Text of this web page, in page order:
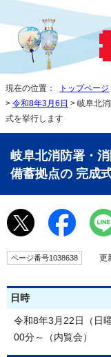
現在の位置： トップページ
> 令和8年3月6日 > 岐阜北
式を挙行します
岐阜北消防署・
備蓄拠点の 完成
ページ番号1038638 更
日時
令和8年3月22日（日
00分～（内覧会）